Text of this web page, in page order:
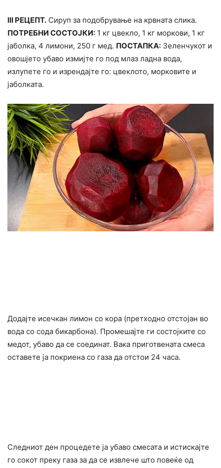
III РЕЦЕПТ. Сируп за подобрување на кpвната слика.
ПОТРЕБНИ СОСТОЈКИ: 1 кг цвекло, 1 кг моркови, 1 кг
јаболка, 4 лимони, 250 г мед. ПОСТАПКА: Зеленчукот и
овошјето убаво измијте го под млаз ладна вода,
излупете го и изрендајте го: цвеклото, морковите и
јаболката.
Додајте исечкан лимон со кора (претходно отстојан во
вода со сода бикарбона). Промешајте ги состојките со
медот, убаво да се соединат. Вака приготвената смеса
оставете ја покриена со газа да отстои 24 часа.
Следниот ден процедете ја убаво смесата и истискајте
го сокот преку газа за да се извлече што повеќе од